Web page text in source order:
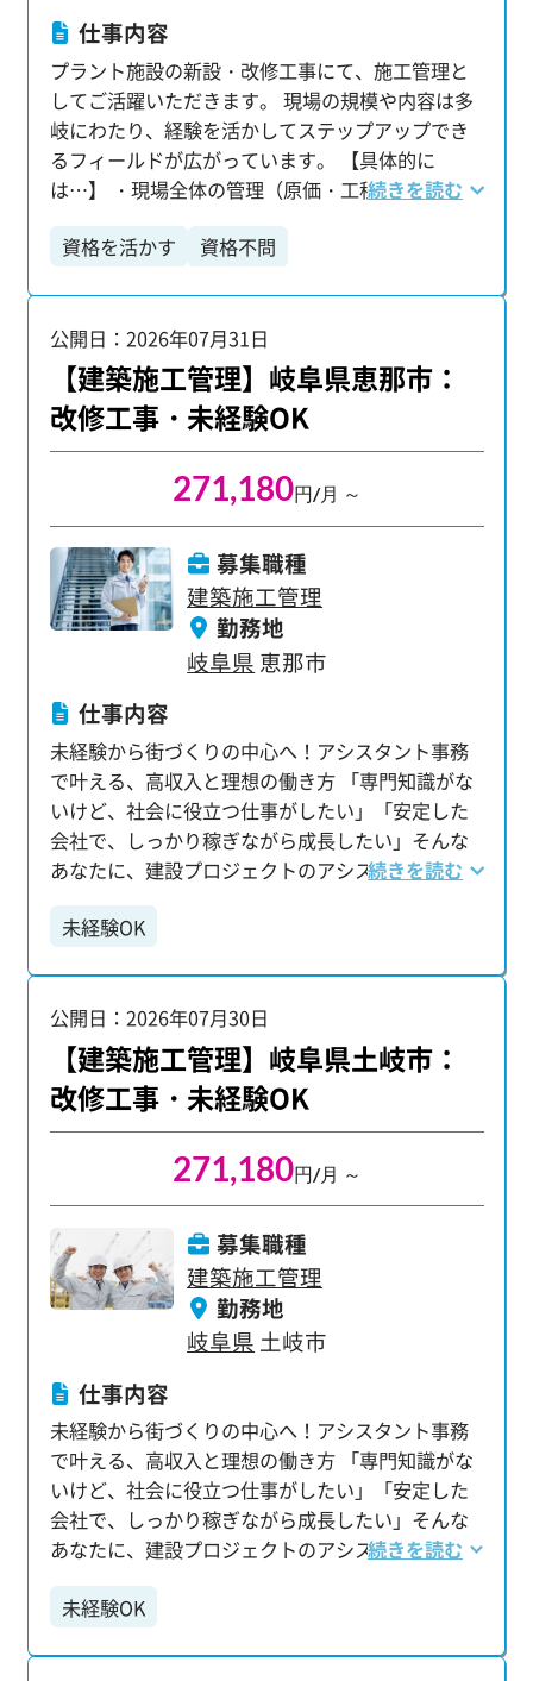
仕事内容
プラント施設の新設・改修工事にて、施工管理と
してご活躍いただきます。 現場の規模や内容は多
岐にわたり、経験を活かしてステップアップでき
るフィールドが広がっています。 【具体的に
は…】 ・現場全体の管理（原価・工程・品質・安
全） ・施工計画の策定や予算の調整 ・関係各所と
の連携・現場統括 ・プラント設計に関わるCAD図
ど、多様な分野のプロジェクトに関われるチャン
スがあります。 ご経験に応じたポジションで、無
理なくスキルを発揮できます。 【配属後も安心の
サポート体制】 配属後も専任の担当者が定期的に
現場を訪問し、業務上のトラブルや課題がないか
を確認。 困りごとがあればすぐに相談できる環境
しています。
続きを読む
資格を活かす 資格不問
公開日：2026年07月31日
【建築施工管理】岐阜県恵那市：
改修工事・未経験OK
271,180円/月 ～
募集職種
建築施工管理
勤務地
岐阜県 恵那市
仕事内容
未経験から街づくりの中心へ！アシスタント事務
で叶える、高収入と理想の働き方 「専門知識がな
いけど、社会に役立つ仕事がしたい」「安定した
会社で、しっかり稼ぎながら成長したい」そんな
あなたに、建設プロジェクトのアシスタント事務
という選択肢があります。 当グループでは、未経
験から入社1年目で年収460万円、10年目には年収
です。 【主な業務内容】 管理メンバーのサポート
として、多岐にわたる業務に携わっていただきま
す。 ・書類の整理・ファイリング ・建物の写真撮
影、工事の進捗・品質チェック ・スケジュール調
整 ・図面チェック、打ち合わせ ・工事全体の計
将来的には、プロジェクトの進行管理を任される
プロへと成長できます。 大手・優良企業のビッグ
プロジェクトに携わるチャンスも豊富です。 【成
長を支える、万全の教育・フォロー体制】 未経験
の方でも安心して飛び込める、充実したサポート
体制が当社の強みです。 ・充実の教育制度：タブ
レット支給によるほぼ100％WEBリモート研修
で、建設業界の基礎から最先端システムまで幅広
く学べます。毎年約2000名の未経験者採用実績
が、育成ノウハウの証です。 ・マンツーマンのフ
ォロー体制：専任担当があなたのキャリアや日々
の業務の相談に乗ります。不安なことや将来の目
標など、何でも話せる心強い存在です。 【仕事も
プライベートも充実できる環境】 無理なく長く働
続きを読む
未経験OK
公開日：2026年07月30日
【建築施工管理】岐阜県土岐市：
改修工事・未経験OK
271,180円/月 ～
募集職種
建築施工管理
勤務地
岐阜県 土岐市
仕事内容
未経験から街づくりの中心へ！アシスタント事務
で叶える、高収入と理想の働き方 「専門知識がな
いけど、社会に役立つ仕事がしたい」「安定した
会社で、しっかり稼ぎながら成長したい」そんな
あなたに、建設プロジェクトのアシスタント事務
という選択肢があります。 当グループでは、未経
験から入社1年目で年収460万円、10年目には年収
続きを読む
未経験OK